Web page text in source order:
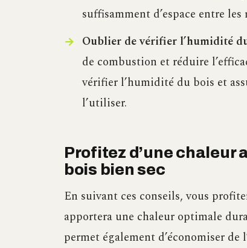
suffisamment d’espace entre les
Oublier de vérifier l’humidité
de combustion et réduire
vérifier l’humidité du bois et
l’utiliser.
Profitez d’une chaleur
bois bien sec
En suivant ces conseils, vous
apportera une chaleur optimale
permet également d’économiser